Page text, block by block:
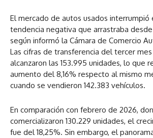
El mercado de autos usados interrumpió
tendencia negativa que arrastraba
según informó la Cámara de Comercio
Las cifras de transferencia del tercer
alcanzaron las 153.995 unidades, lo que
aumento del 8,16% respecto al mismo
cuando se vendieron 142.383 vehículos.
En comparación con febrero de 2026,
comercializaron 130.229 unidades, el
fue del 18,25%. Sin embargo, el